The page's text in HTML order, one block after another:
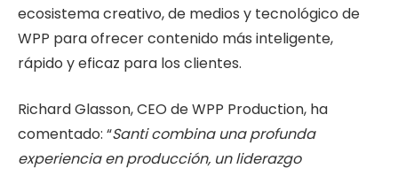
ecosistema creativo, de medios y tecnológico de
WPP para ofrecer contenido más inteligente,
rápido y eficaz para los clientes.
Richard Glasson, CEO de WPP Production, ha
comentado: “Santi combina una profunda
experiencia en producción, un liderazgo